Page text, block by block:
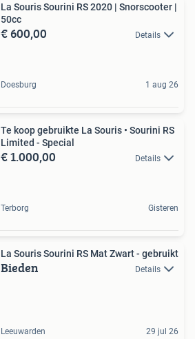
La Souris Sourini RS 2020 | Snorscooter |
50cc
€ 600,00 Details
Doesburg 1 aug 26
Te koop gebruikte La Souris • Sourini RS
Limited - Special
€ 1.000,00 Details
Terborg Gisteren
La Souris Sourini RS Mat Zwart - gebruikt
Bieden Details
Leeuwarden 29 jul 26